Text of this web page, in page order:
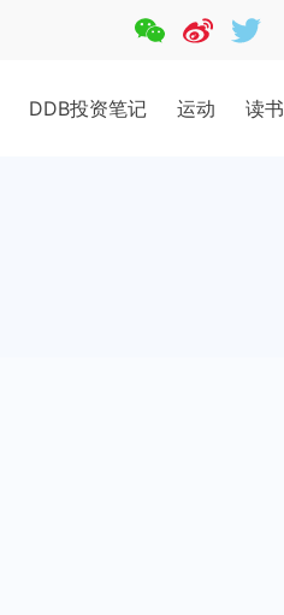
DDB投资笔记 运动 读书